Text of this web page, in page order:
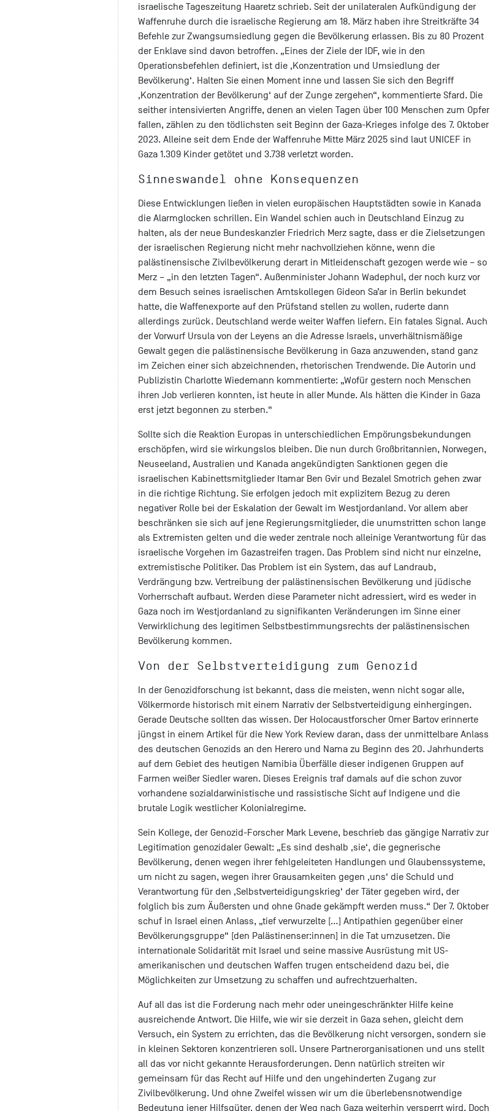
israelische Tageszeitung Haaretz schrieb. Seit der unilateralen Aufkündigung der
Waffenruhe durch die israelische Regierung am 18. März haben ihre Streitkräfte 34
Befehle zur Zwangsumsiedlung gegen die Bevölkerung erlassen. Bis zu 80 Prozent
der Enklave sind davon betroffen. „Eines der Ziele der IDF, wie in den
Operationsbefehlen definiert, ist die ‚Konzentration und Umsiedlung der
Bevölkerung‘. Halten Sie einen Moment inne und lassen Sie sich den Begriff
‚Konzentration der Bevölkerung‘ auf der Zunge zergehen“, kommentierte Sfard. Die
seither intensivierten Angriffe, denen an vielen Tagen über 100 Menschen zum Opfer
fallen, zählen zu den tödlichsten seit Beginn der Gaza-Krieges infolge des 7. Oktober
2023. Alleine seit dem Ende der Waffenruhe Mitte März 2025 sind laut UNICEF in
Gaza 1.309 Kinder getötet und 3.738 verletzt worden.
Sinneswandel ohne Konsequenzen
Diese Entwicklungen ließen in vielen europäischen Hauptstädten sowie in Kanada
die Alarmglocken schrillen. Ein Wandel schien auch in Deutschland Einzug zu
halten, als der neue Bundeskanzler Friedrich Merz sagte, dass er die Zielsetzungen
der israelischen Regierung nicht mehr nachvollziehen könne, wenn die
palästinensische Zivilbevölkerung derart in Mitleidenschaft gezogen werde wie – so
Merz – „in den letzten Tagen“. Außenminister Johann Wadephul, der noch kurz vor
dem Besuch seines israelischen Amtskollegen Gideon Sa’ar in Berlin bekundet
hatte, die Waffenexporte auf den Prüfstand stellen zu wollen, ruderte dann
allerdings zurück. Deutschland werde weiter Waffen liefern. Ein fatales Signal. Auch
der Vorwurf Ursula von der Leyens an die Adresse Israels, unverhältnismäßige
Gewalt gegen die palästinensische Bevölkerung in Gaza anzuwenden, stand ganz
im Zeichen einer sich abzeichnenden, rhetorischen Trendwende. Die Autorin und
Publizistin Charlotte Wiedemann kommentierte: „Wofür gestern noch Menschen
ihren Job verlieren konnten, ist heute in aller Munde. Als hätten die Kinder in Gaza
erst jetzt begonnen zu sterben.“
Sollte sich die Reaktion Europas in unterschiedlichen Empörungsbekundungen
erschöpfen, wird sie wirkungslos bleiben. Die nun durch Großbritannien, Norwegen,
Neuseeland, Australien und Kanada angekündigten Sanktionen gegen die
israelischen Kabinettsmitglieder Itamar Ben Gvir und Bezalel Smotrich gehen zwar
in die richtige Richtung. Sie erfolgen jedoch mit explizitem Bezug zu deren
negativer Rolle bei der Eskalation der Gewalt im Westjordanland. Vor allem aber
beschränken sie sich auf jene Regierungsmitglieder, die unumstritten schon lange
als Extremisten gelten und die weder zentrale noch alleinige Verantwortung für das
israelische Vorgehen im Gazastreifen tragen. Das Problem sind nicht nur einzelne,
extremistische Politiker. Das Problem ist ein System, das auf Landraub,
Verdrängung bzw. Vertreibung der palästinensischen Bevölkerung und jüdische
Vorherrschaft aufbaut. Werden diese Parameter nicht adressiert, wird es weder in
Gaza noch im Westjordanland zu signifikanten Veränderungen im Sinne einer
Verwirklichung des legitimen Selbstbestimmungsrechts der palästinensischen
Bevölkerung kommen.
Von der Selbstverteidigung zum Genozid
In der Genozidforschung ist bekannt, dass die meisten, wenn nicht sogar alle,
Völkermorde historisch mit einem Narrativ der Selbstverteidigung einhergingen.
Gerade Deutsche sollten das wissen. Der Holocaustforscher Omer Bartov erinnerte
jüngst in einem Artikel für die New York Review daran, dass der unmittelbare Anlass
des deutschen Genozids an den Herero und Nama zu Beginn des 20. Jahrhunderts
auf dem Gebiet des heutigen Namibia Überfälle dieser indigenen Gruppen auf
Farmen weißer Siedler waren. Dieses Ereignis traf damals auf die schon zuvor
vorhandene sozialdarwinistische und rassistische Sicht auf Indigene und die
brutale Logik westlicher Kolonialregime.
Sein Kollege, der Genozid-Forscher Mark Levene, beschrieb das gängige Narrativ zur
Legitimation genozidaler Gewalt: „Es sind deshalb ‚sie‘, die gegnerische
Bevölkerung, denen wegen ihrer fehlgeleiteten Handlungen und Glaubenssysteme,
um nicht zu sagen, wegen ihrer Grausamkeiten gegen ‚uns‘ die Schuld und
Verantwortung für den ‚Selbstverteidigungskrieg‘ der Täter gegeben wird, der
folglich bis zum Äußersten und ohne Gnade gekämpft werden muss.“ Der 7. Oktober
schuf in Israel einen Anlass, „tief verwurzelte […] Antipathien gegenüber einer
Bevölkerungsgruppe“ [den Palästinenser:innen] in die Tat umzusetzen. Die
internationale Solidarität mit Israel und seine massive Ausrüstung mit US-
amerikanischen und deutschen Waffen trugen entscheidend dazu bei, die
Möglichkeiten zur Umsetzung zu schaffen und aufrechtzuerhalten.
Auf all das ist die Forderung nach mehr oder uneingeschränkter Hilfe keine
ausreichende Antwort. Die Hilfe, wie wir sie derzeit in Gaza sehen, gleicht dem
Versuch, ein System zu errichten, das die Bevölkerung nicht versorgen, sondern sie
in kleinen Sektoren konzentrieren soll. Unsere Partnerorganisationen und uns stellt
all das vor nicht gekannte Herausforderungen. Denn natürlich streiten wir
gemeinsam für das Recht auf Hilfe und den ungehinderten Zugang zur
Zivilbevölkerung. Und ohne Zweifel wissen wir um die überlebensnotwendige
Bedeutung jener Hilfsgüter, denen der Weg nach Gaza weiterhin versperrt wird. Doch